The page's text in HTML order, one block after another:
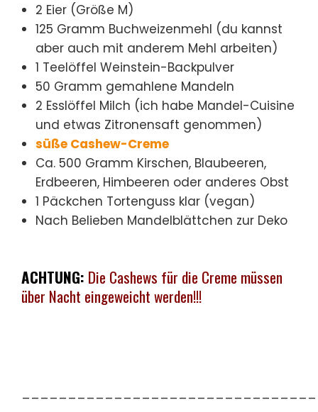
2 Eier (Größe M)
125 Gramm Buchweizenmehl (du kannst
aber auch mit anderem Mehl arbeiten)
1 Teelöffel Weinstein-Backpulver
50 Gramm gemahlene Mandeln
2 Esslöffel Milch (ich habe Mandel-Cuisine
und etwas Zitronensaft genommen)
süße Cashew-Creme
Ca. 500 Gramm Kirschen, Blaubeeren,
Erdbeeren, Himbeeren oder anderes Obst
1 Päckchen Tortenguss klar (vegan)
Nach Belieben Mandelblättchen zur Deko
ACHTUNG: Die Cashews für die Creme müssen
über Nacht eingeweicht werden!!!